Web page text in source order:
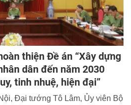
thiện Đề án “Xây dựng
dân đến năm 2030
tinh nhuệ, hiện đại”
Đại tướng Tô Lâm, Ủy viên Bộ